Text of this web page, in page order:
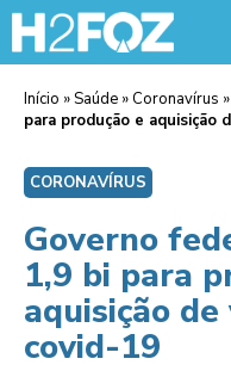
Início »Saúde » Coronavírus »
para produção e aquisição
CORONAVÍRUS
Governo
1,9 bi para
aquisição
covid-19